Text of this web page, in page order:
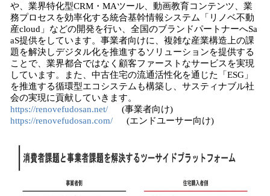
や、業界特化型CRM・MAツール、動画教育コンテンツ、業
務プロセスを効率化する統合基幹情報システム「リノベ不動
産cloud」などの開発を行い、全国のブランドパートナーへSa
aS提供をしています。事業者向けに、複雑な産業構造上の課
題を解決しデジタル化を推進するソリューションを提供する
ことで、業界都合ではなく顧客ファーストなサービスを実現
しています。また、中古住宅の流通活性化を通じた「ESG」
を推進する循環型エコシステムも構築し、サスティナブル社
会の実現に貢献していきます。
https://renovefudosan.net/ (事業者向け)
https://renovefudosan.com/
(エンドユーサー向け)